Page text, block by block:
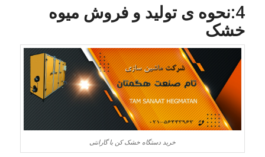
4:نحوه ی تولید و فروش میوه
خشک
خرید دستگاه خشک کن با گارانتی